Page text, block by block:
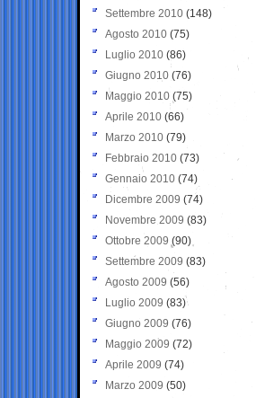
Settembre 2010 (148)
Agosto 2010 (75)
Luglio 2010 (86)
Giugno 2010 (76)
Maggio 2010 (75)
Aprile 2010 (66)
Marzo 2010 (79)
Febbraio 2010 (73)
Gennaio 2010 (74)
Dicembre 2009 (74)
Novembre 2009 (83)
Ottobre 2009 (90)
Settembre 2009 (83)
Agosto 2009 (56)
Luglio 2009 (83)
Giugno 2009 (76)
Maggio 2009 (72)
Aprile 2009 (74)
Marzo 2009 (50)